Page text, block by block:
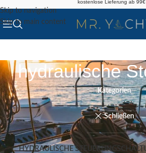
Skip to navigation
Skip to main content
kostenlose Lieferung ab
hydraulische
Kategorien
Schließen
HYDRAULISCHE STEUERUNG